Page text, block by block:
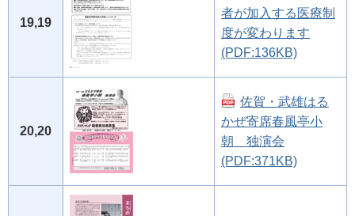
19,19
者が加入する医療制
度が変わります
(PDF:136KB)
20,20
佐賀・武雄はる
かぜ寄席春風亭小
朝 独演会
(PDF:371KB)